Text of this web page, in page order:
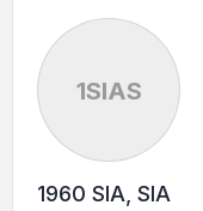
1SIAS
1960 SIA, SIA